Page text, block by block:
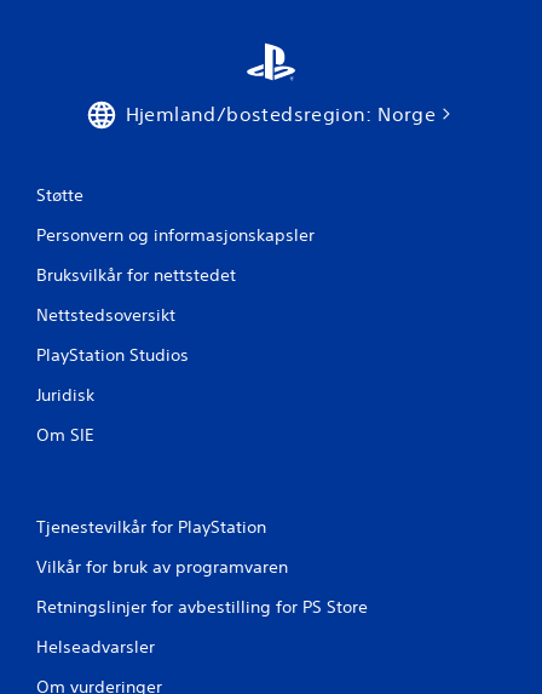
r
Hjemland/bostedsregion: Norge
Støtte
Personvern og informasjonskapsler
Bruksvilkår for nettstedet
Nettstedsoversikt
PlayStation Studios
Juridisk
Om SIE
Tjenestevilkår for PlayStation
Vilkår for bruk av programvaren
Retningslinjer for avbestilling for PS Store
Helseadvarsler
Om vurderinger